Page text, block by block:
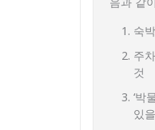
숙
주
것
‘박
있